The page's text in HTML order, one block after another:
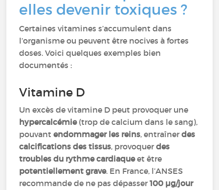
elles devenir toxiques ?
Certaines vitamines s’accumulent dans
l’organisme ou peuvent être nocives à fortes
doses. Voici quelques exemples bien
documentés :
Vitamine D
Un excès de vitamine D peut provoquer une
hypercalcémie(trop de calcium dans le sang),
pouvantendommager les reins, entraînerdes
calcifications des tissus, provoquerdes
troubles du rythme cardiaqueet être
potentiellement grave. En France, l’ANSES
recommande de ne pas dépasser100 µg/jour